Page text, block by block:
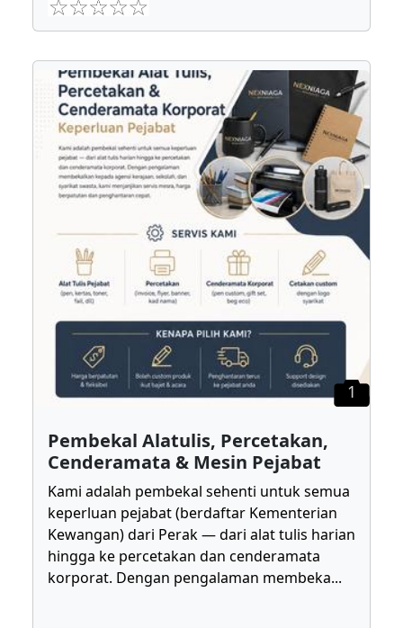
1
Pembekal Alatulis, Percetakan,
Cenderamata & Mesin Pejabat
Kami adalah pembekal sehenti untuk semua
keperluan pejabat (berdaftar Kementerian
Kewangan) dari Perak — dari alat tulis harian
hingga ke percetakan dan cenderamata
korporat. Dengan pengalaman membeka...